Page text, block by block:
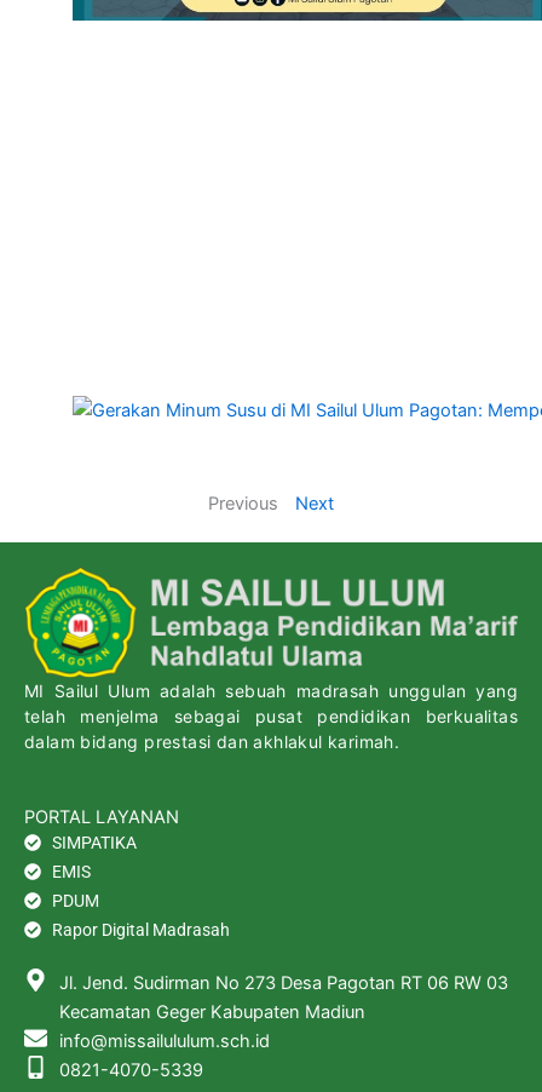
Previous Next
MI Sailul Ulum adalah sebuah madrasah unggulan yang
telah menjelma sebagai pusat pendidikan berkualitas
dalam bidang prestasi dan akhlakul karimah.
PORTAL LAYANAN
SIMPATIKA
EMIS
PDUM
Rapor Digital Madrasah
Jl. Jend. Sudirman No 273 Desa Pagotan RT 06 RW 03
Kecamatan Geger Kabupaten Madiun
info@missailululum.sch.id
0821-4070-5339